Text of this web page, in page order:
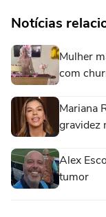
Notícias
Mulher
com
Mariana
gravidez
Alex
tumor